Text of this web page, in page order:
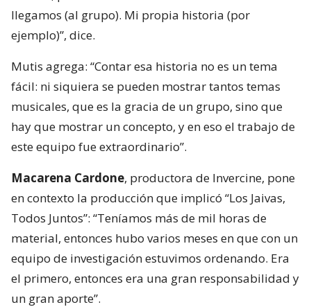
llegamos (al grupo). Mi propia historia (por
ejemplo)”, dice.
Mutis agrega: “Contar esa historia no es un tema
fácil: ni siquiera se pueden mostrar tantos temas
musicales, que es la gracia de un grupo, sino que
hay que mostrar un concepto, y en eso el trabajo de
este equipo fue extraordinario”.
Macarena Cardone, productora de Invercine, pone
en contexto la producción que implicó “Los Jaivas,
Todos Juntos”: “Teníamos más de mil horas de
material, entonces hubo varios meses en que con un
equipo de investigación estuvimos ordenando. Era
el primero, entonces era una gran responsabilidad y
un gran aporte”.